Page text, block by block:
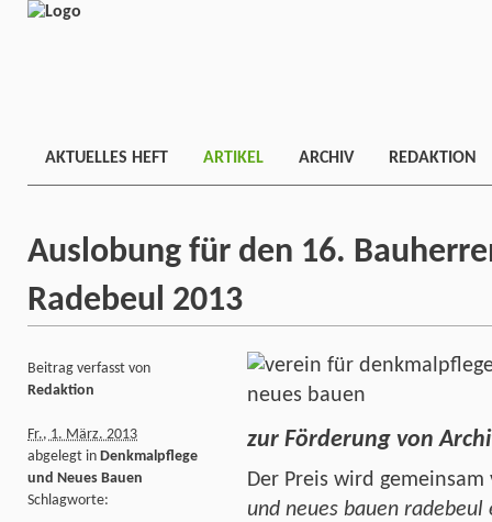
AKTUELLES HEFT ARTIKEL ARCHIV REDAKTION
Auslobung für den 16.
Radebeul 2013
zur Förderung von
Der Preis wird
und neues bauen radebeul
Beitrag verfasst von
Redaktion
Fr., 1. März. 2013
abgelegt in Denkmalpflege
und Neues Bauen
Schlagworte: